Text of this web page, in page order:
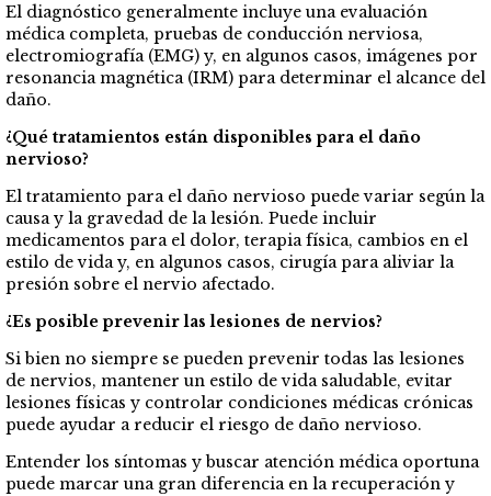
El diagnóstico generalmente incluye una evaluación
médica completa, pruebas de conducción nerviosa,
electromiografía (EMG) y, en algunos casos, imágenes por
resonancia magnética (IRM) para determinar el alcance del
daño.
¿Qué tratamientos están disponibles para el daño
nervioso?
El tratamiento para el daño nervioso puede variar según la
causa y la gravedad de la lesión. Puede incluir
medicamentos para el dolor, terapia física, cambios en el
estilo de vida y, en algunos casos, cirugía para aliviar la
presión sobre el nervio afectado.
¿Es posible prevenir las lesiones de nervios?
Si bien no siempre se pueden prevenir todas las lesiones
de nervios, mantener un estilo de vida saludable, evitar
lesiones físicas y controlar condiciones médicas crónicas
puede ayudar a reducir el riesgo de daño nervioso.
Entender los síntomas y buscar atención médica oportuna
puede marcar una gran diferencia en la recuperación y